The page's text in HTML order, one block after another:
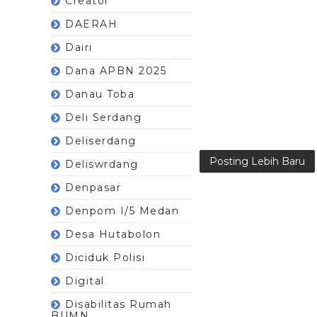
DAERAH
Dairi
Dana APBN 2025
Danau Toba
Deli Serdang
Deliserdang
Deliswrdang
Denpasar
Denpom I/5 Medan
Desa Hutabolon
Diciduk Polisi
Digital
Disabilitas Rumah
Posting Lebih Baru